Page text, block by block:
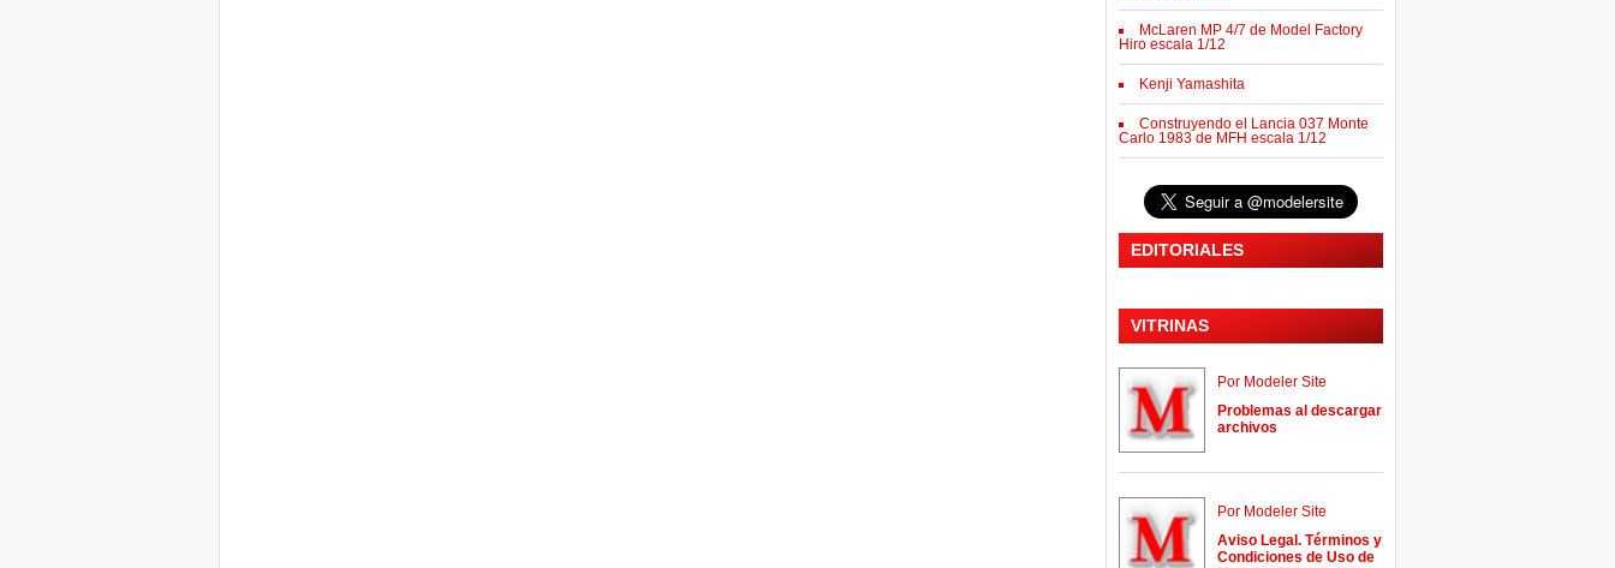
McLaren MP 4/7 de Model Factory
Hiro escala 1/12
Kenji Yamashita
Construyendo el Lancia 037 Monte
Carlo 1983 de MFH escala 1/12
EDITORIALES
VITRINAS
Por Modeler Site
Problemas al descargar
archivos
Por Modeler Site
Aviso Legal. Términos y
Condiciones de Uso de